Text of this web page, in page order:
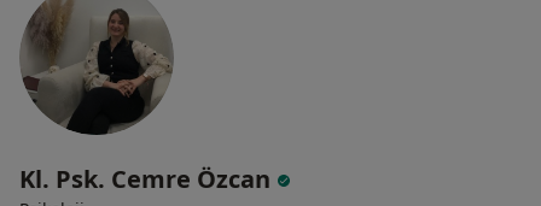
Kl. Psk. Cemre Özcan